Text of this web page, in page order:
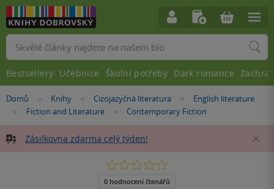
Nacházíte
Domů »Knihy »Cizojazyčná literatura »English literature
»Fiction and Literature »
Contemporary Fiction
Zásilkovna zdarma celý týden!
0.0
5
0 hodnocení čtenářů
Vyhledávání
Bestsellery Učebnice Školní potřeby Dark romance